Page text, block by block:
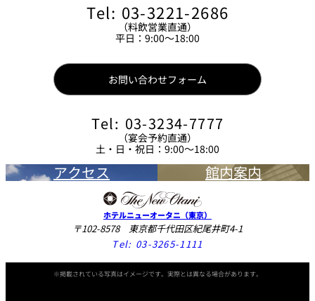
Tel: 03-3221-2686
（料飲営業直通）
平日：9:00～18:00
お問い合わせフォーム
Tel: 03-3234-7777
（宴会予約直通）
土・日・祝日：9:00～18:00
アクセス 館内案内
ホテルニューオータニ（東京）
〒102-8578 東京都千代田区紀尾井町4-1
Tel: 03-3265-1111
※掲載されている写真はイメージです。実際とは異なる場合があります。